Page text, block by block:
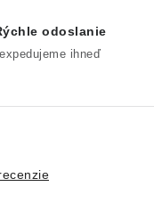
odoslanie
expedujeme ihneď